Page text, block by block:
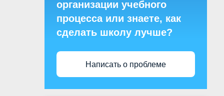
организации учебного
процесса или знаете, как
сделать школу лучше?
Написать о проблеме